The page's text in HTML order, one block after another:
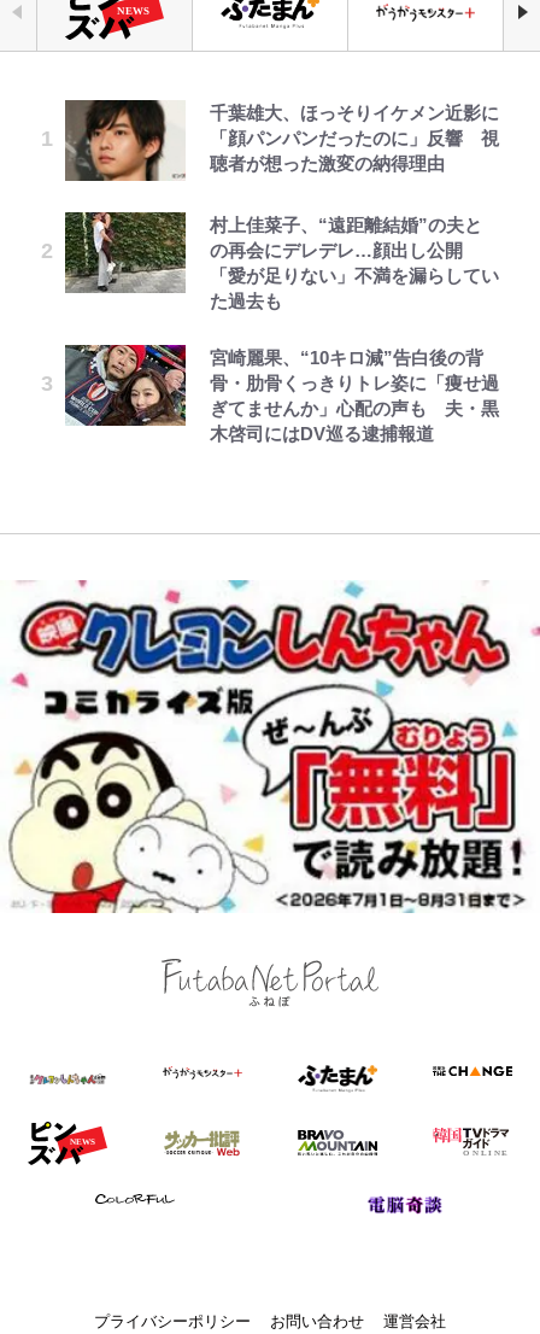
千葉雄大、ほっそりイケメン近影に
「顔パンパンだったのに」反響 視
聴者が想った激変の納得理由
村上佳菜子、“遠距離結婚”の夫と
の再会にデレデレ…顔出し公開
「愛が足りない」不満を漏らしてい
た過去も
宮崎麗果、“10キロ減”告白後の背
骨・肋骨くっきりトレ姿に「痩せ過
ぎてませんか」心配の声も 夫・黒
木啓司にはDV巡る逮捕報道
「自分の絵ごと、このジャンルはそ
ろそろ終わりかな」江口寿史が炎上
を経て樋口毅宏に語ったこと
1万円超えも「納得のクオリティ」
『この素晴らしい世界に祝福を！』
10万針以上の密度で再現された“め
ぐみん刺繍ワークシャツ”にファン
映画『ちいかわ』入場者特典「第２
弾」がスタート！まさかの人気アイ
テムに称賛続々「豪華すぎる！」
公式-ヒロインが来る前に妊娠しま
した~詰んだはずの悪役令嬢です
が、どうやら違うようです~ 第1話
公式-聖女じゃないと追放されたの
で、もふもふ従者(聖獣)とおにぎり
を握る 第53話(1)
辺境ライフ ~中年男が回復スキルに
覚醒して、英雄へ成り上がる~ 第82
話(1)
錦織一清の写真集はなぜ私服なの
か…高級ブランドをやめ等身大の自
分を表現する現在「ちゃんとおじい
「のりの芝居は観たいと」藤原紀香
が明かす夫・片岡愛之助との関係
性…互いに一番のお客さんで刺激を
藤原紀香が23年間続けるボランテ
ィア活動の原動力は…「偽善者だ」
との声も跳ね返す“誰かの役に立ち
えびめしの流儀
オラの引越し物語 サボテン大襲撃
【知ってる？「日本本土四極踏破証
明書」】広島から本州4島の最南端
へ「ドライブがてら行ってみた」意
荒々しい「火山帯」の一端にいるこ
とを体感！ 登頂約10分でも大迫力
「吾妻小富士」火口を1周する「1
ポ【福島県福島市】
「電気風呂の数は全国一」温泉じゃ
ないのに大満足！ 上高地帰りに寄
｢なんじゃこりゃあああ！｣本田圭
佑の古巣ミラン、漆黒×蛍光レッド
の超絶クールな新サードユニに世界
ゃかっけえわ｣
｢最後の1枚…ワルぃゎ〜｣鈴木優磨
が激勝翌日に写真12枚投稿→渾身
1枚までの壮大なフリ｣｢知念くんの
ことどんだけ好きなんよｗ｣
｢知念さんを煽ってたのと同じ
儀正しいイケメンやな」
空の轍と大地の雲と 第1回
第3回 出版までの道のり・その2
著
プライバシーポリシー お問い合わせ 運営会社